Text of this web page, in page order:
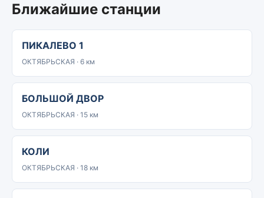
Ближайшие станции
ПИКАЛЕВО 1
ОКТЯБРЬСКАЯ · 6 км
БОЛЬШОЙ ДВОР
ОКТЯБРЬСКАЯ · 15 км
КОЛИ
ОКТЯБРЬСКАЯ · 18 км